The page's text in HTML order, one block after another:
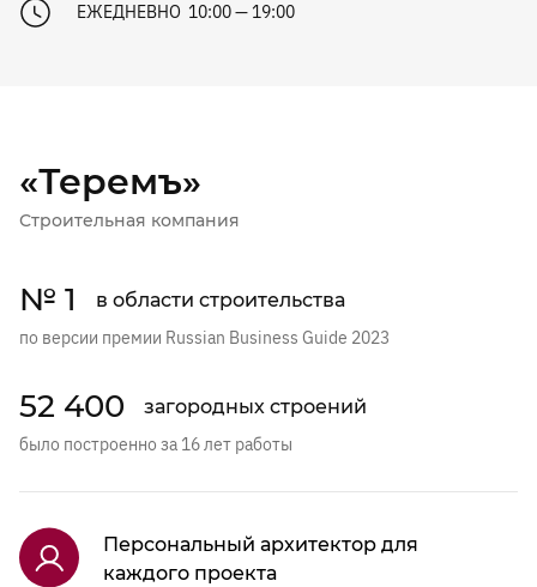
ЕЖЕДНЕВНО 10:00 — 19:00
«Теремъ»
Строительная компания
№ 1 в области строительства
по версии премии Russian Business Guide 2023
52 400 загородных строений
было построенно за 16 лет работы
Персональный архитектор для
каждого проекта